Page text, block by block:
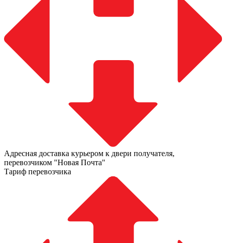
Адресная доставка курьером к двери получателя,
перевозчиком "Новая Почта"
Тариф перевозчика